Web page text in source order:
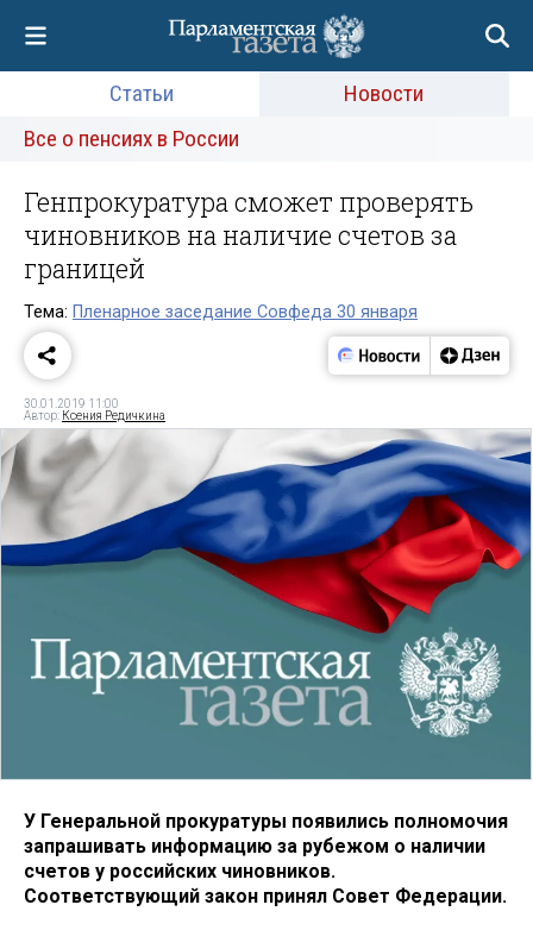
Статьи
Новости
Все о пенсиях в России
Генпрокуратура сможет проверять
чиновников на наличие счетов за
границей
Тема: Пленарное заседание Совфеда 30 января
30.01.2019 11:00
Автор: Ксения Редичкина
У Генеральной прокуратуры появились полномочия
запрашивать информацию за рубежом о наличии
счетов у российских чиновников.
Соответствующий закон принял Совет Федерации.